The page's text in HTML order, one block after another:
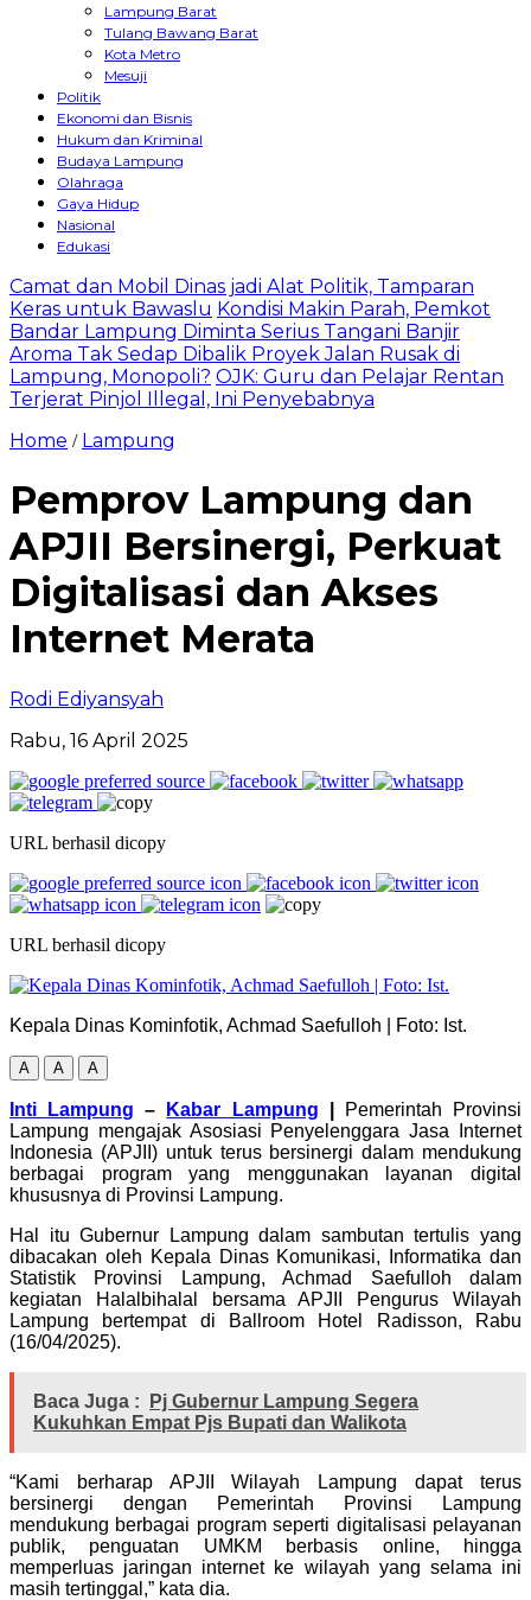
Lampung Barat
Tulang Bawang Barat
Kota Metro
Mesuji
Politik
Ekonomi dan Bisnis
Hukum dan Kriminal
Budaya Lampung
Olahraga
Gaya Hidup
Nasional
Edukasi
Camat dan Mobil Dinas jadi Alat Politik, Tamparan
Keras untuk Bawaslu Kondisi Makin Parah, Pemkot
Bandar Lampung Diminta Serius Tangani Banjir
Aroma Tak Sedap Dibalik Proyek Jalan Rusak di
Lampung, Monopoli? OJK: Guru dan Pelajar Rentan
Terjerat Pinjol Illegal, Ini Penyebabnya
Home / Lampung
Pemprov Lampung dan
APJII Bersinergi, Perkuat
Digitalisasi dan Akses
Internet Merata
Rodi Ediyansyah
Rabu, 16 April 2025
URL berhasil dicopy
URL berhasil dicopy
Kepala Dinas Kominfotik, Achmad Saefulloh | Foto: Ist.
A A A
Inti Lampung – Kabar Lampung
Pemerintah Provinsi
Lampung mengajak Asosiasi Penyelenggara Jasa Internet
Indonesia (APJII) untuk terus bersinergi dalam mendukung
berbagai program yang menggunakan layanan digital
khususnya di Provinsi Lampung.
Hal itu Gubernur Lampung dalam sambutan tertulis yang
dibacakan oleh Kepala Dinas Komunikasi, Informatika dan
Statistik Provinsi Lampung, Achmad Saefulloh dalam
kegiatan Halalbihalal bersama APJII Pengurus Wilayah
Lampung bertempat di Ballroom Hotel Radisson, Rabu
(16/04/2025).
Baca Juga :
Pj Gubernur Lampung Segera
Kukuhkan Empat Pjs Bupati dan Walikota
“Kami berharap APJII Wilayah Lampung dapat terus
bersinergi dengan Pemerintah Provinsi Lampung
mendukung berbagai program seperti digitalisasi pelayanan
publik, penguatan UMKM berbasis online, hingga
memperluas jaringan internet ke wilayah yang selama ini
masih tertinggal,” kata dia.